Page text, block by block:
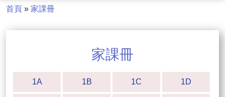
首頁 » 家課冊
家課冊
1A 1B 1C 1D